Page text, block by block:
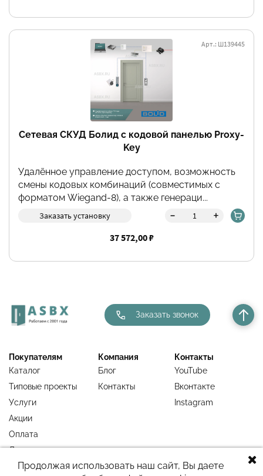
Сетевая СКУД Болид с кодовой панелью Proxy-
Key
Арт.: Ш139445
Удалённое управление доступом, возможность
смены кодовых комбинаций (совместимых с
форматом Wiegand-8), а также генераци...
Заказать установку - +
37 572,00 ₽
Покупателям
Каталог
Типовые проекты
Услуги
Акции
Оплата
Доставка
Гарантия
Компания
Блог
Контакты
Контакты
YouTube
Вконтакте
Instagram
Заказать звонок
Продолжая использовать наш сайт, Вы даете